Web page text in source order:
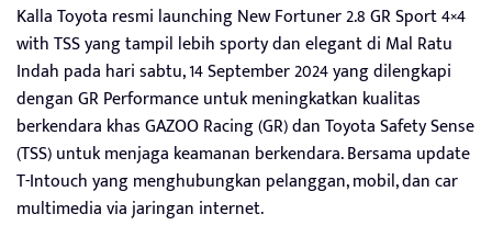
Kalla Toyota resmi launching New Fortuner 2.8 GR Sport 4×4
with TSS yang tampil lebih sporty dan elegant di Mal Ratu
Indah pada hari sabtu, 14 September 2024 yang dilengkapi
dengan GR Performance untuk meningkatkan kualitas
berkendara khas GAZOO Racing (GR) dan Toyota Safety Sense
(TSS) untuk menjaga keamanan berkendara. Bersama update
T-Intouch yang menghubungkan pelanggan, mobil, dan car
multimedia via jaringan internet.